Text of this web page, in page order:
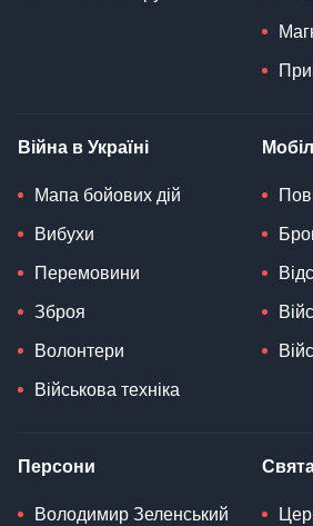
Війна в Україні
Мапа бойових дій
Вибухи
Перемовини
Зброя
Волонтери
Військова техніка
Персони
Володимир Зеленський